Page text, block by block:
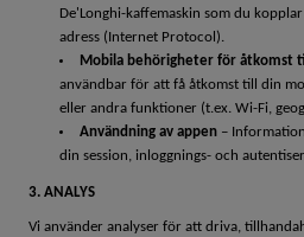
De'Longhi-kaffemaskin som du
adress (Internet Protocol).
Mobila behörigheter för åtkomst
användbar för att få åtkomst till din
eller andra funktioner (t.ex. Wi-Fi,
Användning av appen –
din session, inloggnings- och
3. ANALYS
Vi använder analyser för att driva,